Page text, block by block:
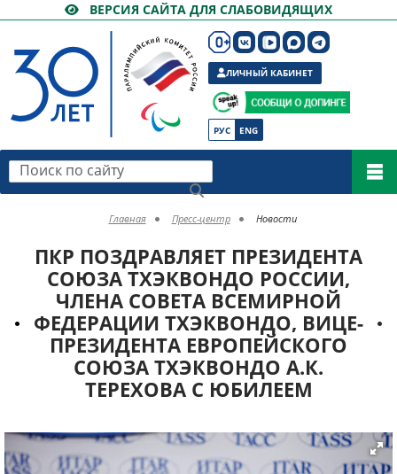
ВЕРСИЯ САЙТА ДЛЯ СЛАБОВИДЯЩИХ
РУС ENG
ЛИЧНЫЙ КАБИНЕТ
Поиск по сайту
Главная Пресс-центр Новости
ПКР ПОЗДРАВЛЯЕТ ПРЕЗИДЕНТА
СОЮЗА ТХЭКВОНДО РОССИИ,
ЧЛЕНА СОВЕТА ВСЕМИРНОЙ
ФЕДЕРАЦИИ ТХЭКВОНДО, ВИЦЕ-
ПРЕЗИДЕНТА ЕВРОПЕЙСКОГО
СОЮЗА ТХЭКВОНДО А.К.
ТЕРЕХОВА С ЮБИЛЕЕМ